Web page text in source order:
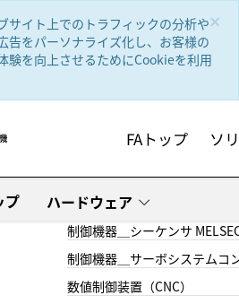
×
サイト上でのトラフィックの分析や
告をパーソナライズ化し、お客様の
験を向上させるためにCookieを利用
FAトップ ソ
プ ハードウェア
制御機器＿シーケンサ
制御機器＿サーボシステムコ
数値制御装置（CNC）